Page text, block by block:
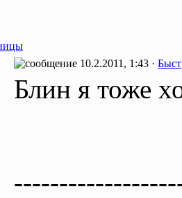
10.2.2011, 1:43 ·
Блин я тоже